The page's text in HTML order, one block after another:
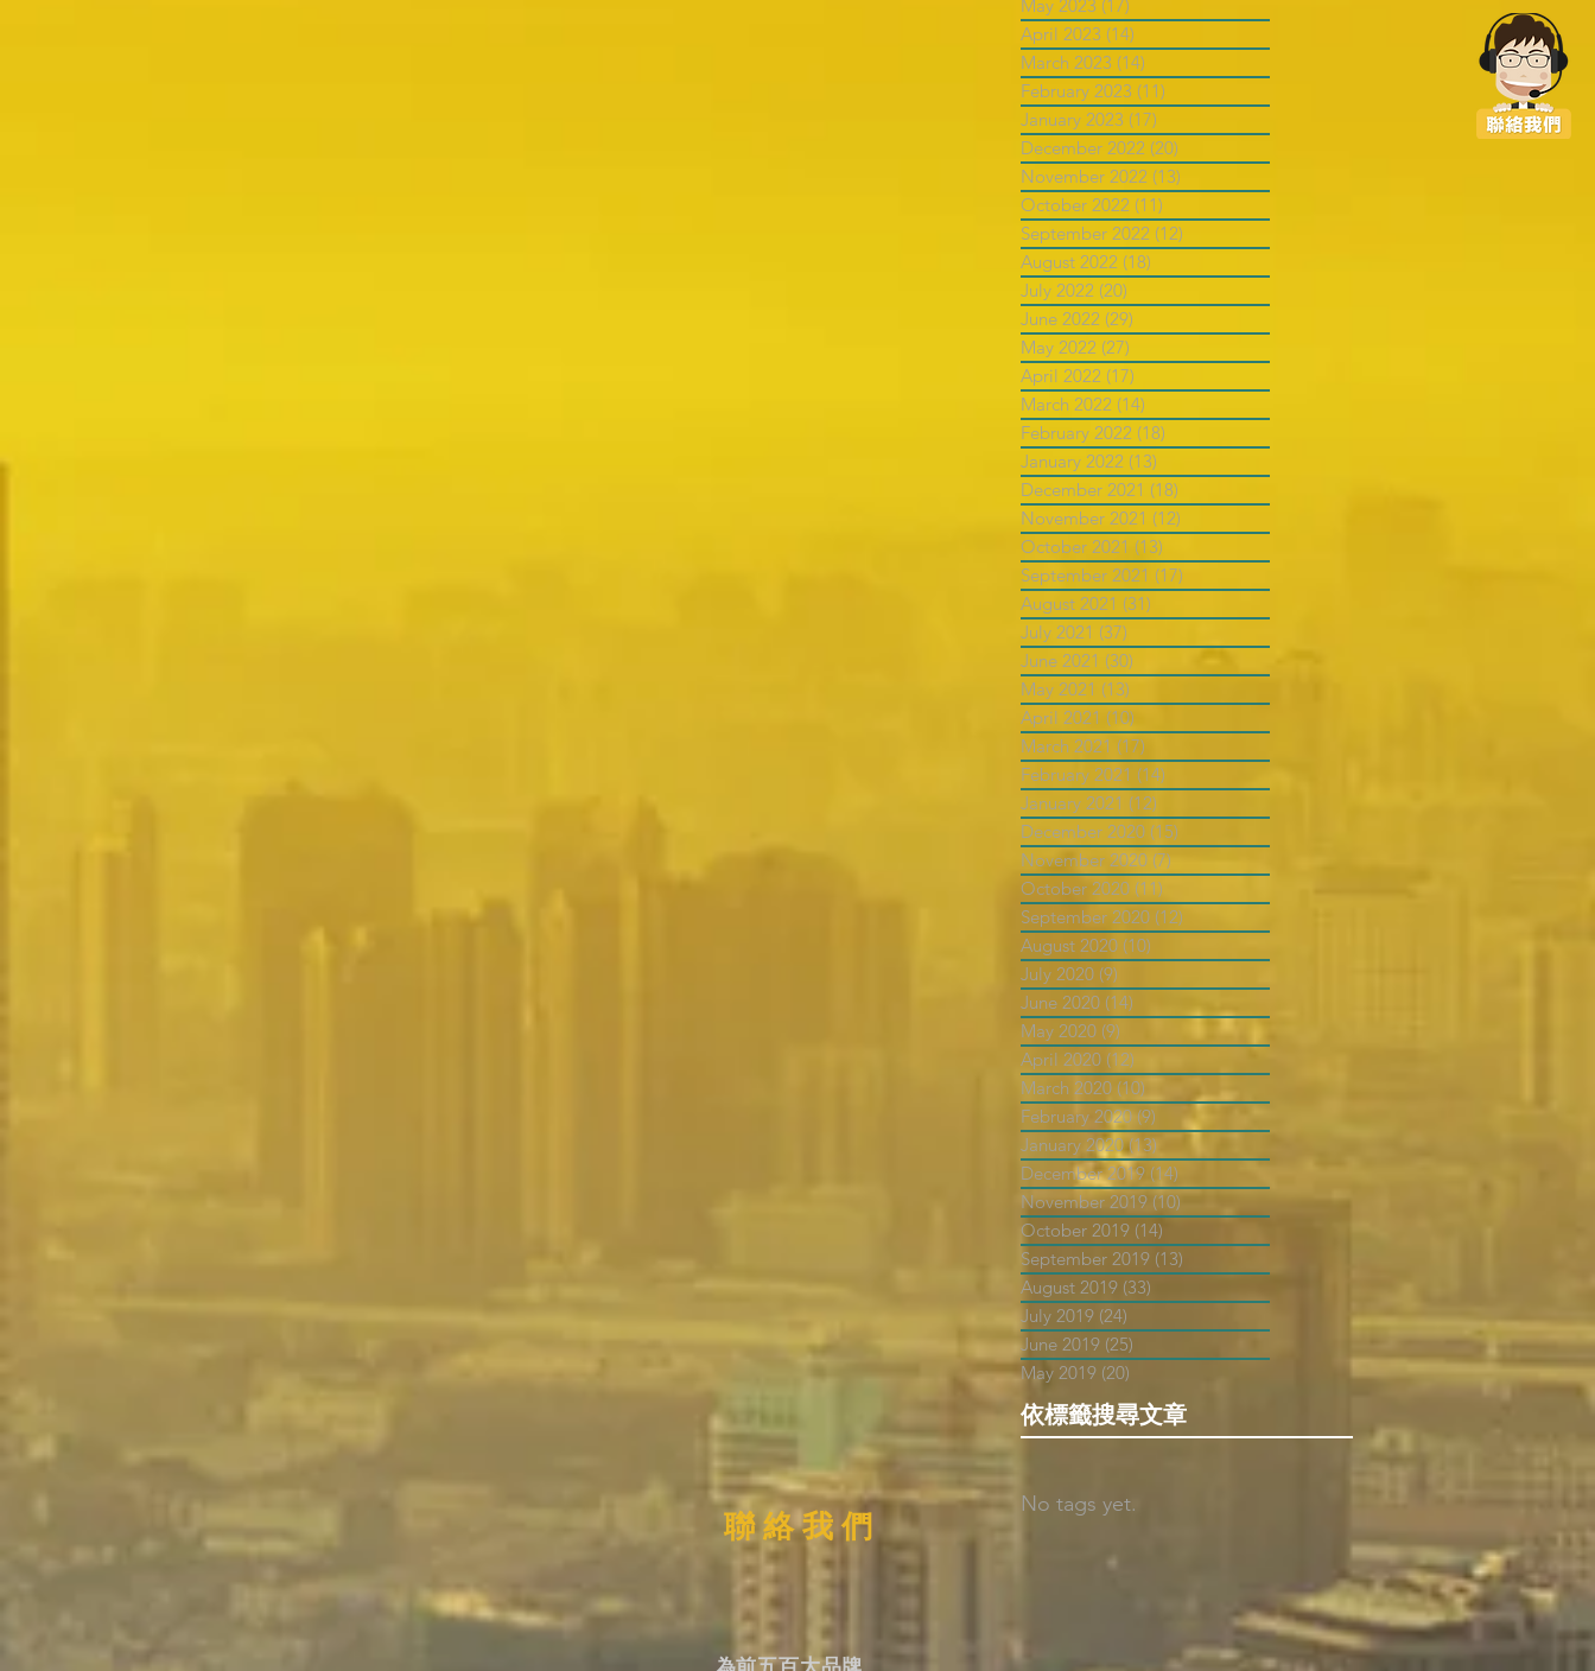
May 2023 (17)
April 2023 (14)
March 2023 (14)
February 2023 (11)
January 2023 (17)
December 2022 (20)
November 2022 (13)
October 2022 (11)
September 2022 (12)
August 2022 (18)
July 2022 (20)
June 2022 (29)
May 2022 (27)
April 2022 (17)
March 2022 (14)
February 2022 (18)
January 2022 (13)
December 2021 (18)
November 2021 (12)
October 2021 (13)
September 2021 (17)
August 2021 (31)
July 2021 (37)
June 2021 (30)
May 2021 (13)
April 2021 (10)
March 2021 (17)
February 2021 (14)
January 2021 (12)
December 2020 (15)
November 2020 (7)
October 2020 (11)
September 2020 (12)
August 2020 (10)
July 2020 (9)
June 2020 (14)
May 2020 (9)
April 2020 (12)
March 2020 (10)
February 2020 (9) 9 posts
January 2020 (13)
December 2019 (14)
November 2019 (10)
October 2019 (14)
September 2019 (13)
August 2019 (33)
July 2019 (24)
June 2019 (25)
May 2019 (20)
依標籤搜尋文章
No tags yet.
聯 絡 我 們
為前五百大品牌